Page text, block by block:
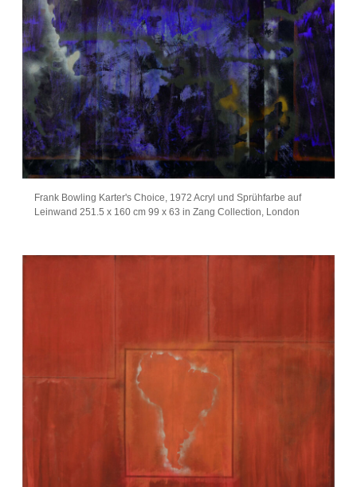
Frank Bowling Karter's Choice, 1972 Acryl und Sprühfarbe auf
Leinwand 251.5 x 160 cm 99 x 63 in Zang Collection, London